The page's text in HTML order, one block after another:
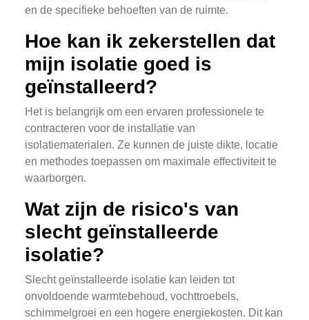
en de specifieke behoeften van de ruimte.
Hoe kan ik zekerstellen dat
mijn isolatie goed is
geïnstalleerd?
Het is belangrijk om een ervaren professionele te
contracteren voor de installatie van
isolatiematerialen. Ze kunnen de juiste dikte, locatie
en methodes toepassen om maximale effectiviteit te
waarborgen.
Wat zijn de risico's van
slecht geïnstalleerde
isolatie?
Slecht geïnstalleerde isolatie kan leiden tot
onvoldoende warmtebehoud, vochttroebels,
schimmelgroei en een hogere energiekosten. Dit kan